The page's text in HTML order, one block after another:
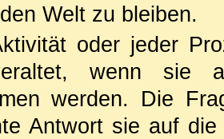
Welt zu bleiben.
oder jeder
wenn sie
werden. Die
Antwort sie auf